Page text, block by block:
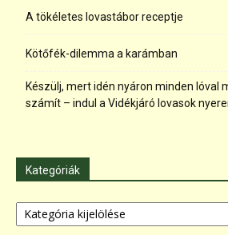
A tökéletes lovastábor receptje
Kötőfék-dilemma a karámban
Készülj, mert idén nyáron minden lóval
számít – indul a Vidékjáró lovasok
Kategóriák
Kategóriák